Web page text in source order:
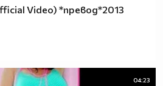
Video) *превод*2013
04:23